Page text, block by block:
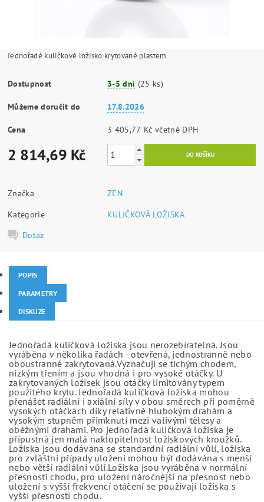
Jednořadé kuličkové ložisko krytované plastem.
Dostupnost 3-5 dní (25 ks)
Můžeme doručit do 17.8.2026
Cena 3 405,77 Kč včetně DPH
2 814,69 Kč
Značka
ZEN
Kategorie
KULIČKOVÁ LOŽISKA
Dotaz
POPIS
PARAMETRY
DISKUZE
Jednořadá kuličková ložiska jsou nerozebíratelná. Jsou
vyráběna v několika řadách - otevřená, jednostranně nebo
oboustranně zakrytovaná.Vyznačují se tichým chodem,
nízkým třením a jsou vhodná i pro vysoké otáčky. U
zakrytovaných ložisek jsou otáčky limitovány typem
použitého krytu. Jednořadá kuličková ložiska mohou
přenášet radiální i axiální síly v obou směrech při poměrně
vysokých otáčkách díky relativně hlubokým drahám a
vysokým stupněm přimknutí mezi valivými tělesy a
oběžnými drahami. Pro jednořadá kuličková ložiska je
přípustná jen malá naklopitelnost ložiskových kroužků.
Ložiska jsou dodávána se standardní radiální vůlí, ložiska
pro zvláštní případy uložení mohou být dodávána s menší
nebo větší radiální vůlí.Ložiska jsou vyráběna v normální
přesnosti chodu, pro uložení náročnější na přesnost nebo
uložení s vyšší frekvencí otáčení se používají ložiska s
vyšší přesností chodu.